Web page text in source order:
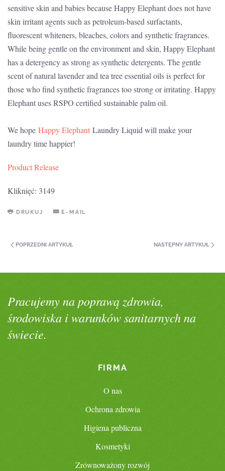
sensitive skin and babies because Happy Elephant does not have
skin irritant agents such as petroleum-based surfactants,
fluorescent whiteners, bleaches, colors and synthetic fragrances.
While being gentle on the environment and skin, Happy Elephant
has a detergency as strong as synthetic detergents. The gentle
scent of natural lavender and tea tree essential oils is perfect for
those who find synthetic fragrances too strong or irritating. Happy
Elephant uses RSPO certified sustainable palm oil.
We hope Happy Elephant Laundry Liquid will make your
laundry time happier!
Product Release
Kliknięć: 3149
DRUKUJ E-MAIL
POPRZEDNI ARTYKUŁ NASTĘPNY ARTYKUŁ
Pracujemy na poprawą zdrowia,
środowiska i warunków sanitarnych na
świecie.
FIRMA
O nas
Ochrona zdrowia
Higiena publiczna
Kosmetyki
Zrównoważony rozwój